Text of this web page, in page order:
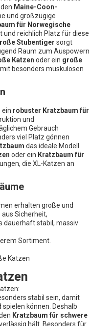
Maine-Coon-
und großzügige
für Norwegische
reichlich Platz für diese
Stubentiger sorgt
Raum zum Auspowern
Katzen oder ein große
besonders muskulösen
ein robuster Kratzbaum für
und
Gebrauch
viel Platz gönnen
das ideale Modell.
oder ein Kratzbaum für
die XL-Katzen an
erhalten große und
Sicherheit,
dauerhaft stabil, massiv
Sortiment.
Katzen
stabil sein, damit
können. Deshalb
Kratzbaum für schwere
hält. Besonders für